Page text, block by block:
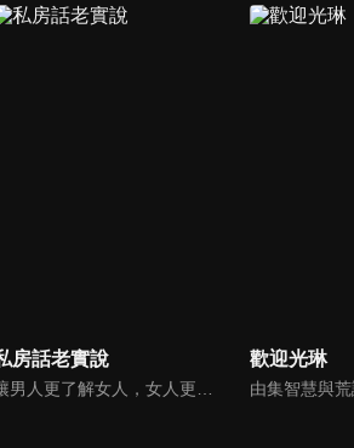
房話老實說
讓男人更了解女人，女人更了解自己 ，揭密女性私房話，讓療癒專家教你更愛自己！由于美人和納豆攜手主持，更多你想知道的女性私密話題都在《私房話老實說》。
歡迎光琳